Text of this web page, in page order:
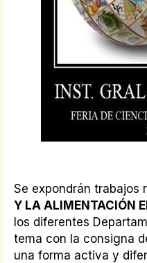
Se expondrán trabajos
Y LA ALIMENTACIÓN
los diferentes
tema con la consigna
una forma activa y